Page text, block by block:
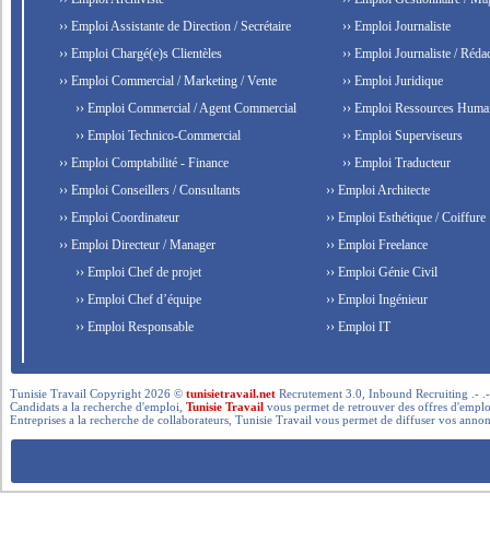
›› Emploi Assistante de Direction / Secrétaire
›› Emploi Chargé(e)s Clientèles
›› Emploi Commercial / Marketing / Vente
›› Emploi Commercial / Agent Commercial
›› Emploi Technico-Commercial
›› Emploi Comptabilité - Finance
›› Emploi Conseillers / Consultants
›› Emploi Coordinateur
›› Emploi Directeur / Manager
›› Emploi Chef de projet
›› Emploi Chef d’équipe
›› Emploi Responsable
›› Emploi Journaliste
›› Emploi Journaliste /
›› Emploi Juridique
›› Emploi Ressources
›› Emploi Superviseurs
›› Emploi Traducteur
›› Emploi Architecte
›› Emploi Esthétique / Coiffure
›› Emploi Freelance
›› Emploi Génie Civil
›› Emploi Ingénieur
›› Emploi IT
Tunisie Travail Copyright 2026 ©tunisietravail.net Recrutement 3.0, Inbound Recruiting .-
Candidats a la recherche d'emploi,Tunisie Travail vous permet de retrouver des offres
Entreprises a la recherche de collaborateurs, Tunisie Travail vous permet de diffuser vos